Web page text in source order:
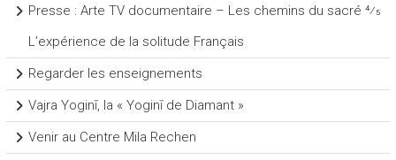
Presse : Arte TV documentaire – Les chemins du sacré 4⁄5
L’expérience de la solitude Français
Regarder les enseignements
Vajra Yoginī, la « Yoginī de Diamant »
Venir au Centre Mila Rechen